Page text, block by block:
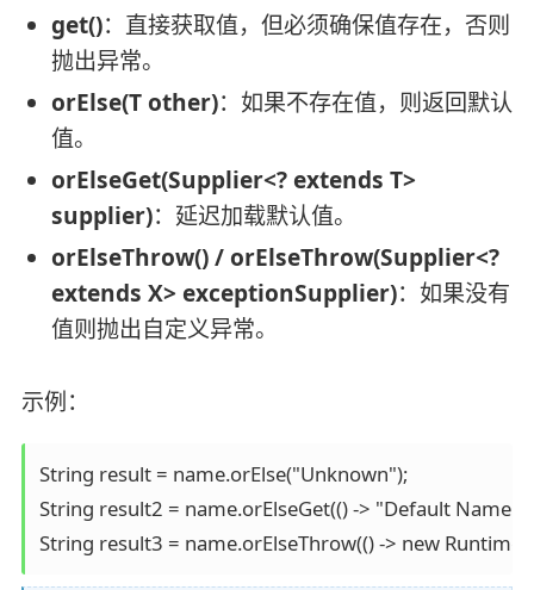
get()：直接获取值，但必须确保值存在，否则
抛出异常。
orElse(T other)：如果不存在值，则返回默认
值。
orElseGet(Supplier<? extends T>
supplier)：延迟加载默认值。
orElseThrow() / orElseThrow(Supplier<?
extends X> exceptionSupplier)：如果没有
值则抛出自定义异常。
示例：
String result = name.orElse("Unknown");
String result2 = name.orElseGet(() -> "Default Name");
String result3 = name.orElseThrow(() -> new